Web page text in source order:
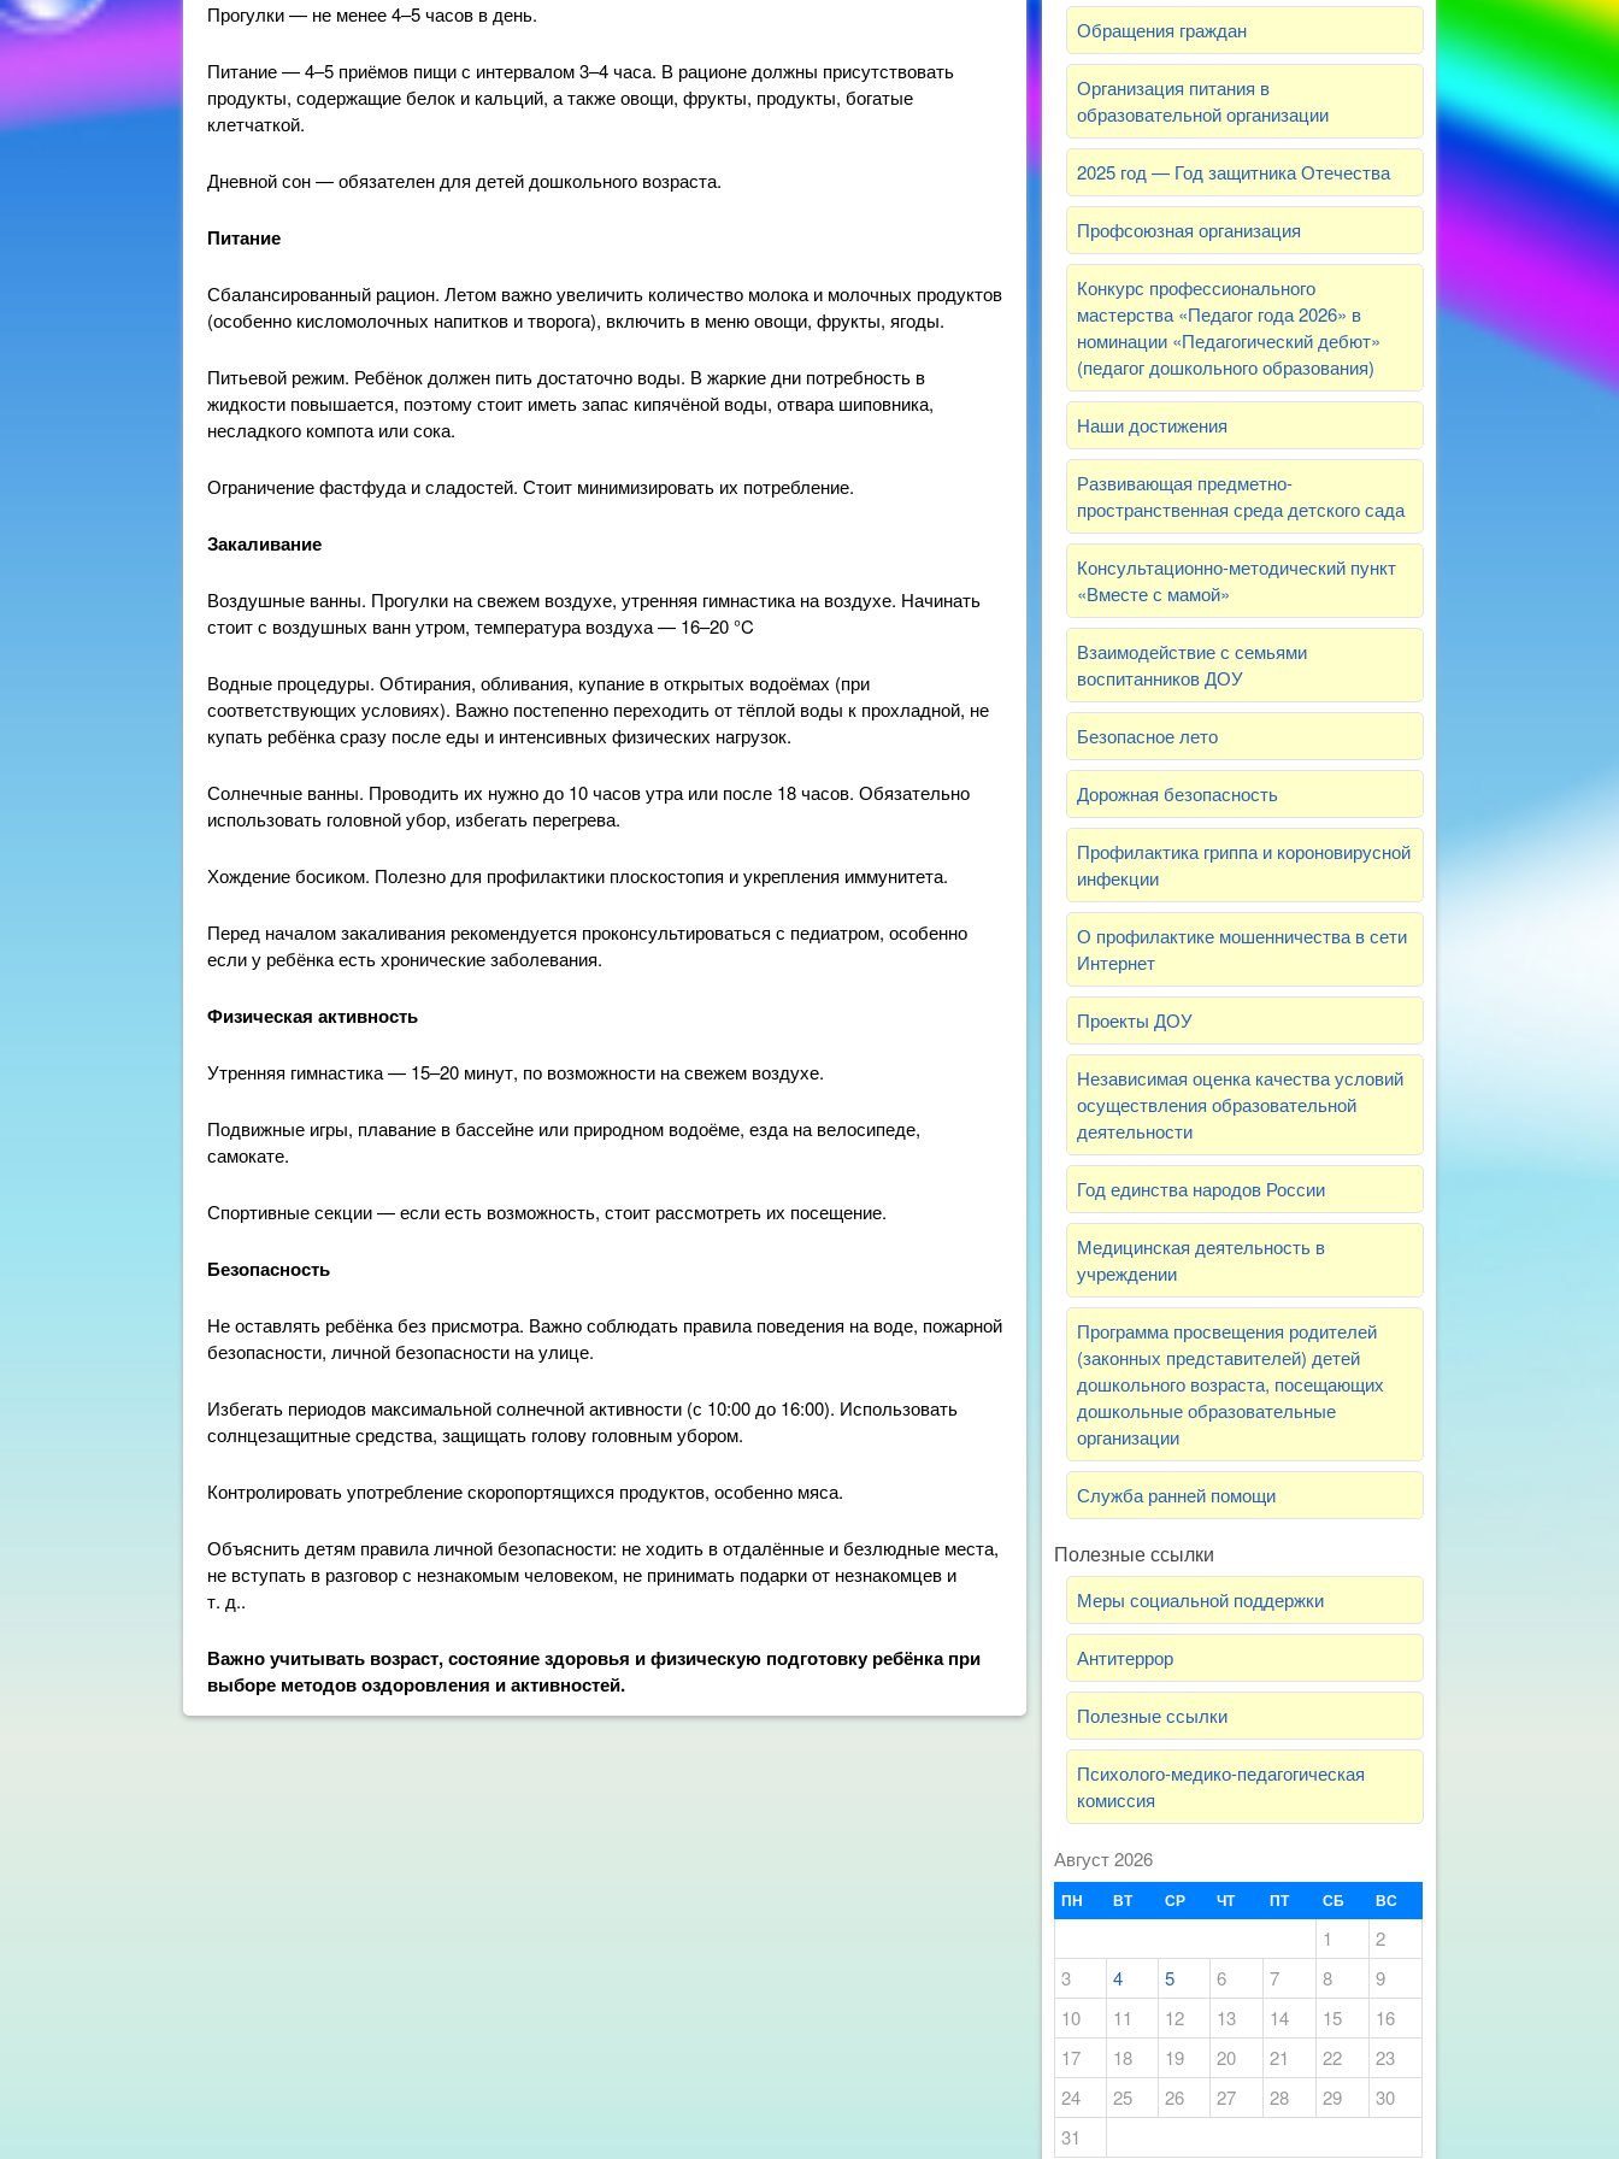
Прогулки — не менее 4–5 часов в день.
Питание — 4–5 приёмов пищи с интервалом 3–4 часа. В рационе должны присутствовать
продукты, содержащие белок и кальций, а также овощи, фрукты, продукты, богатые
клетчаткой.
Дневной сон — обязателен для детей дошкольного возраста.
Питание
Сбалансированный рацион. Летом важно увеличить количество молока и молочных продуктов
(особенно кисломолочных напитков и творога), включить в меню овощи, фрукты, ягоды.
Питьевой режим. Ребёнок должен пить достаточно воды. В жаркие дни потребность в
жидкости повышается, поэтому стоит иметь запас кипячёной воды, отвара шиповника,
несладкого компота или сока.
Ограничение фастфуда и сладостей. Стоит минимизировать их потребление.
Закаливание
Воздушные ванны. Прогулки на свежем воздухе, утренняя гимнастика на воздухе. Начинать
стоит с воздушных ванн утром, температура воздуха — 16–20 °C
Водные процедуры. Обтирания, обливания, купание в открытых водоёмах (при
соответствующих условиях). Важно постепенно переходить от тёплой воды к прохладной, не
купать ребёнка сразу после еды и интенсивных физических нагрузок.
Солнечные ванны. Проводить их нужно до 10 часов утра или после 18 часов. Обязательно
использовать головной убор, избегать перегрева.
Хождение босиком. Полезно для профилактики плоскостопия и укрепления иммунитета.
Перед началом закаливания рекомендуется проконсультироваться с педиатром, особенно
если у ребёнка есть хронические заболевания.
Физическая активность
Утренняя гимнастика — 15–20 минут, по возможности на свежем воздухе.
Подвижные игры, плавание в бассейне или природном водоёме, езда на велосипеде,
самокате.
Спортивные секции — если есть возможность, стоит рассмотреть их посещение.
Безопасность
Не оставлять ребёнка без присмотра. Важно соблюдать правила поведения на воде, пожарной
безопасности, личной безопасности на улице.
Избегать периодов максимальной солнечной активности (с 10:00 до 16:00). Использовать
солнцезащитные средства, защищать голову головным убором.
Контролировать употребление скоропортящихся продуктов, особенно мяса.
Объяснить детям правила личной безопасности: не ходить в отдалённые и безлюдные места,
не вступать в разговор с незнакомым человеком, не принимать подарки от незнакомцев и
т. д..
Важно учитывать возраст, состояние здоровья и физическую подготовку ребёнка при
выборе методов оздоровления и активностей.
Обращения граждан
Организация питания в
образовательной организации
2025 год — Год защитника Отечества
Профсоюзная организация
Конкурс профессионального
мастерства «Педагог года 2026» в
номинации «Педагогический дебют»
(педагог дошкольного образования)
Наши достижения
Развивающая предметно-
пространственная среда детского сада
Консультационно-методический пункт
«Вместе с мамой»
Взаимодействие с семьями
воспитанников ДОУ
Безопасное лето
Дорожная безопасность
Профилактика гриппа и короновирусной
инфекции
О профилактике мошенничества в сети
Интернет
Проекты ДОУ
Независимая оценка качества условий
осуществления образовательной
деятельности
Год единства народов России
Медицинская деятельность в
учреждении
Программа просвещения родителей
(законных представителей) детей
дошкольного возраста, посещающих
дошкольные образовательные
организации
Служба ранней помощи
Полезные ссылки
Меры социальной поддержки
Антитеррор
Полезные ссылки
Психолого-медико-педагогическая
комиссия
Август 2026
ПН ВТ СР ЧТ ПТ СБ ВС
1
2
3
4 5 6 7 8
9
10
11 12 13 14 15
16
17
18 19 20 21 22
23
24
25 26 27 28 29
30
31